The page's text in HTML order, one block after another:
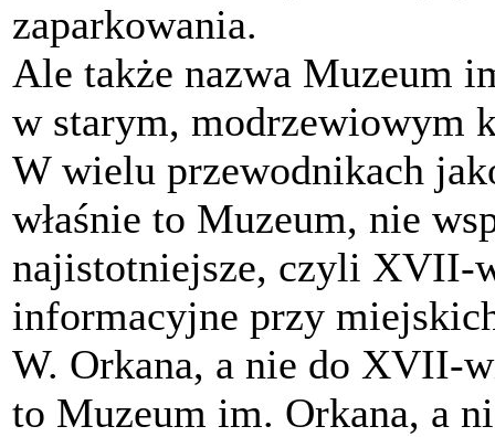
zaparkowania.
Ale także nazwa Muzeum
w starym, modrzewiowym
W wielu przewodnikach
właśnie to Muzeum, nie
najistotniejsze, czyli XVII-
informacyjne przy
W. Orkana, a nie do XVII-
to Muzeum im. Orkana, a